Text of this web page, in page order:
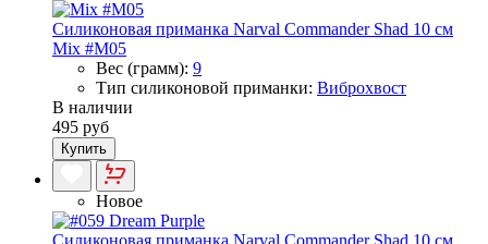
Силиконовая приманка Narval Commander Shad 10 см
Mix #M05
Вес (грамм): 9
Тип силиконовой приманки: Виброхвост
В наличии
495 руб
Купить
Новое
Силиконовая приманка Narval Commander Shad 10 см